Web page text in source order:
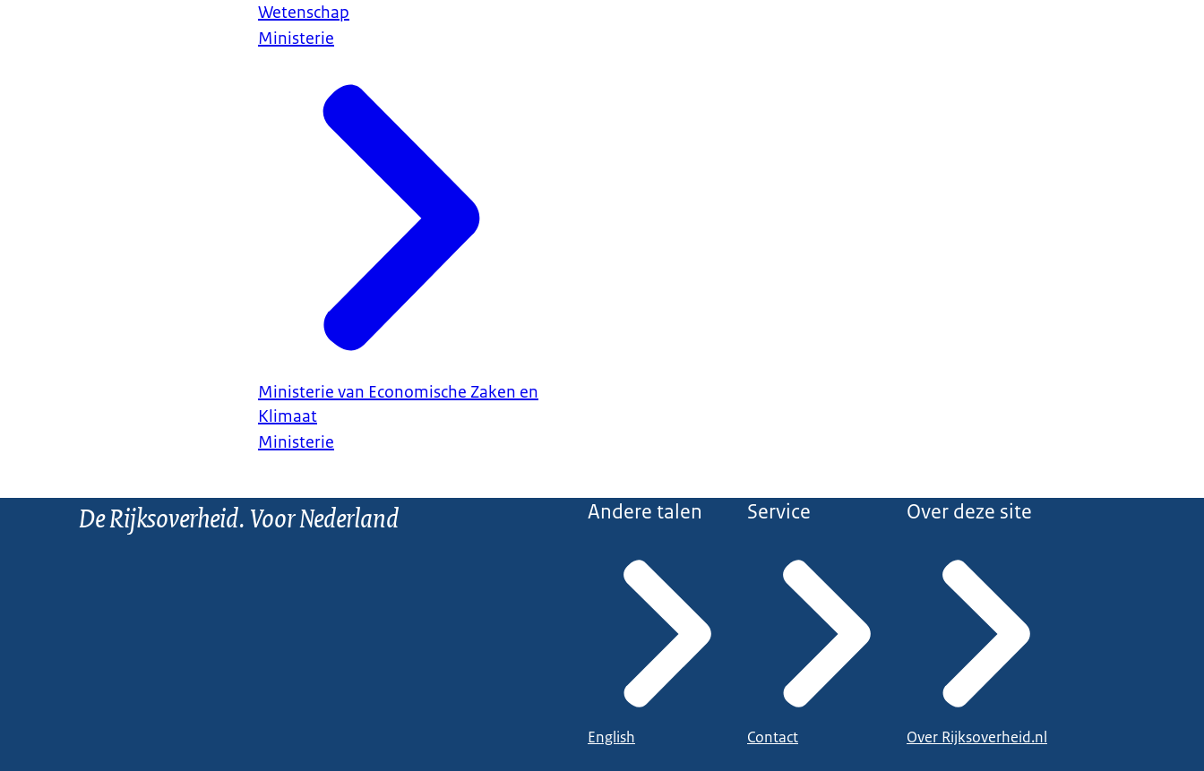
Wetenschap
Ministerie
Ministerie van Economische Zaken en
Klimaat
Ministerie
De Rijksoverheid. Voor Nederland Andere talen
English
Service
Contact
Over deze site
Over Rijksoverheid.nl